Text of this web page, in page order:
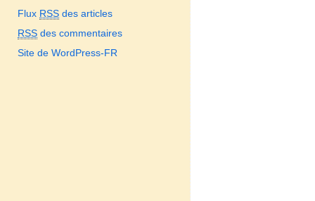
Flux RSS des articles
RSS des commentaires
Site de WordPress-FR